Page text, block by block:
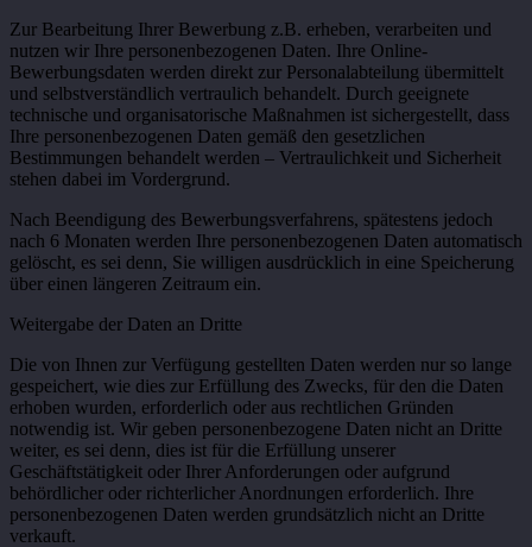
Zur Bearbeitung Ihrer Bewerbung z.B. erheben, verarbeiten und
nutzen wir Ihre personenbezogenen Daten. Ihre Online-
Bewerbungsdaten werden direkt zur Personalabteilung übermittelt
und selbstverständlich vertraulich behandelt. Durch geeignete
technische und organisatorische Maßnahmen ist sichergestellt, dass
Ihre personenbezogenen Daten gemäß den gesetzlichen
Bestimmungen behandelt werden – Vertraulichkeit und Sicherheit
stehen dabei im Vordergrund.
Nach Beendigung des Bewerbungsverfahrens, spätestens jedoch
nach 6 Monaten werden Ihre personenbezogenen Daten automatisch
gelöscht, es sei denn, Sie willigen ausdrücklich in eine Speicherung
über einen längeren Zeitraum ein.
Weitergabe der Daten an Dritte
Die von Ihnen zur Verfügung gestellten Daten werden nur so lange
gespeichert, wie dies zur Erfüllung des Zwecks, für den die Daten
erhoben wurden, erforderlich oder aus rechtlichen Gründen
notwendig ist. Wir geben personenbezogene Daten nicht an Dritte
weiter, es sei denn, dies ist für die Erfüllung unserer
Geschäftstätigkeit oder Ihrer Anforderungen oder aufgrund
behördlicher oder richterlicher Anordnungen erforderlich. Ihre
personenbezogenen Daten werden grundsätzlich nicht an Dritte
verkauft.